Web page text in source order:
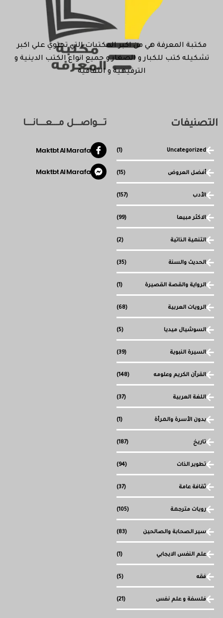
مكتبة المعرفة هي من اكبر المكتبات التي تحتوي علي اكبر
تشكيله كتب للكبار و الصغار و جميع انواع الكتب الدينية و
الترفيهية و الثقافية
التصنيفات
Uncategorized
(1)
أفضل العروض (15)
الأدب (157)
الاكثر مبيعا (99)
التنمية الذاتية (2)
الحديث والسنة (35)
الرواية والقصة القصيرة (1)
الرويات العربية (68)
السوشيال ميديا (5)
السيرة النبوية (39)
القرآن الكريم وعلومه (148)
اللغة العربية (37)
بدون الأسرة والمرأة (1)
تاريخ (187)
تطوير الذات (94)
ثقافة عامة (37)
رويات مترجمة (105)
سير الصحابة والصالحين (83)
علم النفس الايجابي (1)
فقه (5)
فلسفة و علم نفس (21)
تـــواصـــل مـــعـــانـــا
Maktbt Al Marafa
Maktbt Al Marafa